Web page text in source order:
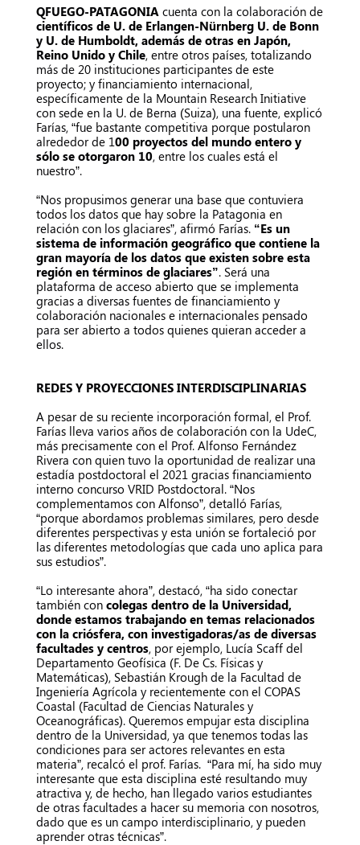
QFUEGO-PATAGONIA cuenta con la colaboración de
científicos de U. de Erlangen-Nürnberg U. de Bonn
y U. de Humboldt, además de otras en Japón,
Reino Unido y Chile, entre otros países, totalizando
más de 20 instituciones participantes de este
proyecto; y financiamiento internacional,
específicamente de la Mountain Research Initiative
con sede en la U. de Berna (Suiza), una fuente, explicó
Farías, “fue bastante competitiva porque postularon
alrededor de 100 proyectos del mundo entero y
sólo se otorgaron 10, entre los cuales está el
nuestro”.
“Nos propusimos generar una base que contuviera
todos los datos que hay sobre la Patagonia en
relación con los glaciares”, afirmó Farías. “Es un
sistema de información geográfico que contiene la
gran mayoría de los datos que existen sobre esta
región en términos de glaciares”. Será una
plataforma de acceso abierto que se implementa
gracias a diversas fuentes de financiamiento y
colaboración nacionales e internacionales pensado
para ser abierto a todos quienes quieran acceder a
ellos.
REDES Y PROYECCIONES INTERDISCIPLINARIAS
A pesar de su reciente incorporación formal, el Prof.
Farías lleva varios años de colaboración con la UdeC,
más precisamente con el Prof. Alfonso Fernández
Rivera con quien tuvo la oportunidad de realizar una
estadía postdoctoral el 2021 gracias financiamiento
interno concurso VRID Postdoctoral. “Nos
complementamos con Alfonso”, detalló Farías,
“porque abordamos problemas similares, pero desde
diferentes perspectivas y esta unión se fortaleció por
las diferentes metodologías que cada uno aplica para
sus estudios”.
“Lo interesante ahora”, destacó, “ha sido conectar
también con colegas dentro de la Universidad,
donde estamos trabajando en temas relacionados
con la criósfera, con investigadoras/as de diversas
facultades y centros, por ejemplo, Lucía Scaff del
Departamento Geofísica (F. De Cs. Físicas y
Matemáticas), Sebastián Krough de la Facultad de
Ingeniería Agrícola y recientemente con el COPAS
Coastal (Facultad de Ciencias Naturales y
Oceanográficas). Queremos empujar esta disciplina
dentro de la Universidad, ya que tenemos todas las
condiciones para ser actores relevantes en esta
materia”, recalcó el prof. Farías. “Para mí, ha sido muy
interesante que esta disciplina esté resultando muy
atractiva y, de hecho, han llegado varios estudiantes
de otras facultades a hacer su memoria con nosotros,
dado que es un campo interdisciplinario, y pueden
aprender otras técnicas”.